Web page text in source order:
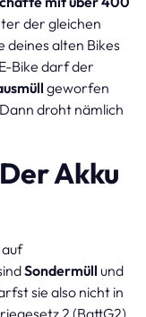
der gleichen
deines alten Bikes
Bike darf der
geworfen
droht nämlich
Akku
Sondermüll und
sie also nicht in
2 (BattG2)